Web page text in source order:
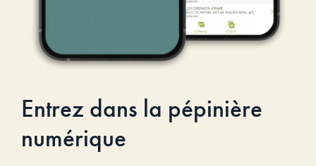
Entrez dans la pépinière
numérique